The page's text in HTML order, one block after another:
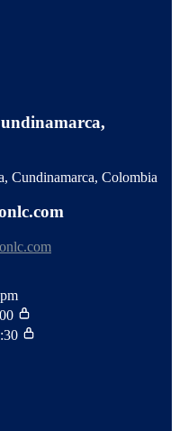
Cundinamarca, Colombia